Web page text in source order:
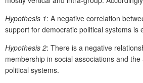
Hypothesis 1: A negative correlation
support for democratic political systems is
Hypothesis 2: There is a negative
membership in social associations and
political systems.